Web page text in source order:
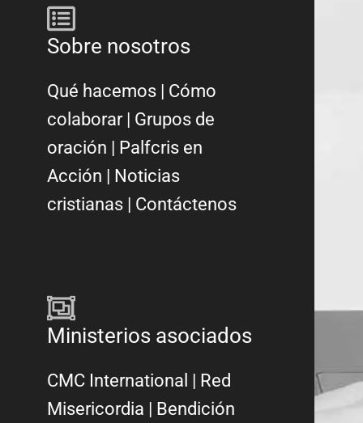
Sobre nosotros
Qué hacemos | Cómo
colaborar| Grupos de
oración | Palfcris en
Acción | Noticias
cristianas | Contáctenos
Ministerios asociados
CMC International | Red
Misericordia | Bendición